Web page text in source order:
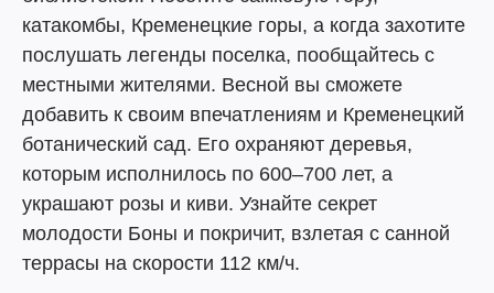
катакомбы, Кременецкие горы, а когда захотите
послушать легенды поселка, пообщайтесь с
местными жителями. Весной вы сможете
добавить к своим впечатлениям и Кременецкий
ботанический сад. Его охраняют деревья,
которым исполнилось по 600–700 лет, а
украшают розы и киви. Узнайте секрет
молодости Боны и покричит, взлетая с санной
террасы на скорости 112 км/ч.